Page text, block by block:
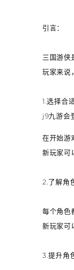
引言：
三国游侠
玩家来说
1.选择合
j9九游会
在开始游
新玩家可
2.了解角
每个角色
新玩家可
3.提升角